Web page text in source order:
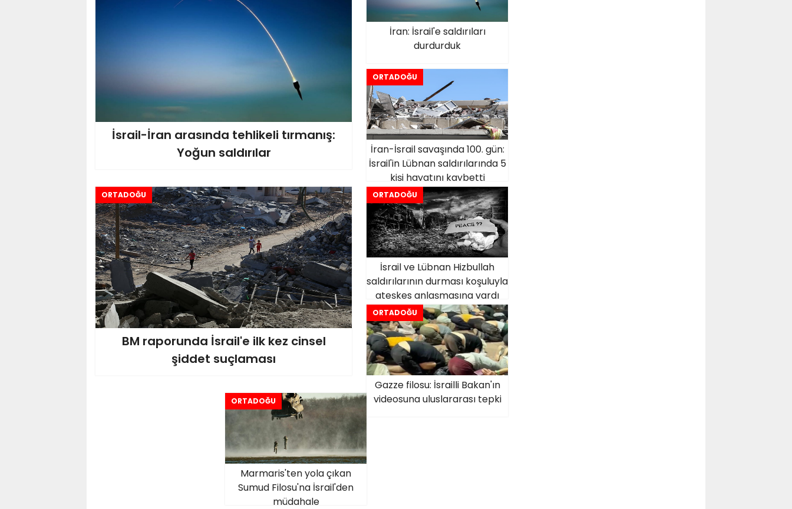
İran: İsrail'e saldırıları
durdurduk
İsrail-İran arasında tehlikeli tırmanış:
Yoğun saldırılar
ORTADOĞU
İran-İsrail savaşında 100. gün:
İsrail'in Lübnan saldırılarında 5
kişi hayatını kaybetti
ORTADOĞU
İsrail ve Lübnan Hizbullah
saldırılarının durması koşuluyla
ateşkes anlaşmasına vardı
ORTADOĞU
BM raporunda İsrail'e ilk kez cinsel
şiddet suçlaması
ORTADOĞU
Gazze filosu: İsrailli Bakan'ın
videosuna uluslararası tepki
ORTADOĞU
Marmaris'ten yola çıkan
Sumud Filosu'na İsrail'den
müdahale